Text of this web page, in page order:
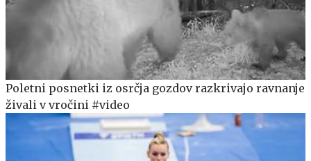
Poletni posnetki iz osrčja gozdov razkrivajo ravnanje
živali v vročini #video